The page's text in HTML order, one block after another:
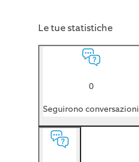
Le tue statistiche
0
Seguirono conversazioni